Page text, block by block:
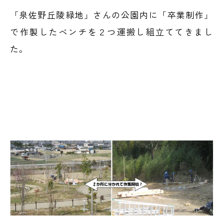
「泉佐野丘陵緑地」さんの公園内に「卒業制作」
で作製したベンチを２つ運搬し組立ててきまし
た。